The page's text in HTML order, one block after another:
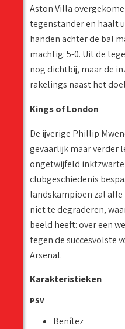
Aston Villa
tegenstander en haalt
handen achter de bal
machtig: 5-0. Uit de
nog dichtbij, maar de
rakelings naast het
Kings of London
De ijverige Phillip
gevaarlijk maar verder
ongetwijfeld
clubgeschiedenis
landskampioen zal
niet te degraderen,
beeld heeft: over een
tegen de succesvolste
Arsenal.
Karakteristieken
PSV
Benítez